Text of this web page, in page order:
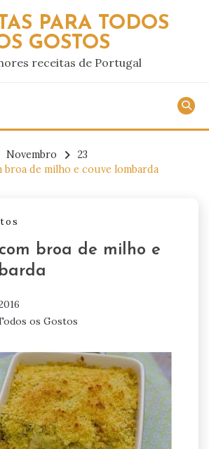
PARA TODOS
GOSTOS
receitas de Portugal
Novembro
23
broa de milho e couve lombarda
broa de milho e
os Gostos